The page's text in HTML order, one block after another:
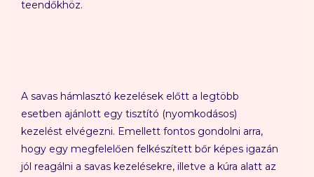
teendőkhöz.
A savas hámlasztó kezelések előtt a legtöbb
esetben ajánlott egy tisztító (nyomkodásos)
kezelést elvégezni. Emellett fontos gondolni arra,
hogy egy megfelelően felkészített bőr képes igazán
jól reagálni a savas kezelésekre, illetve a kúra alatt az